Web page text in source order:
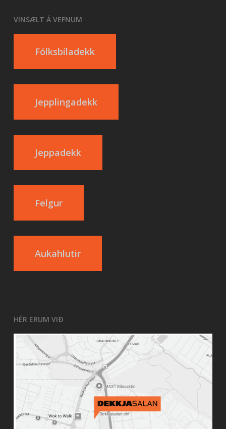
VINSÆLT Á VEFNUM
Fólksbíladekk
Jepplingadekk
Jeppadekk
Felgur
Aukahlutir
HÉR ERUM VIÐ